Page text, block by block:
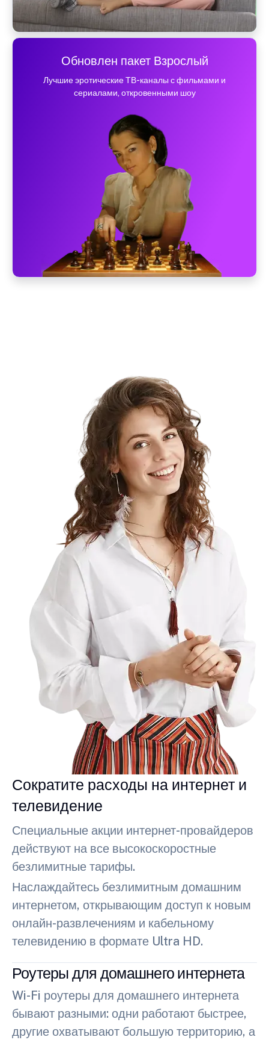
Обновлен пакет Взрослый
Лучшие эротические ТВ-каналы с фильмами и
сериалами, откровенными шоу
Сократите расходы на интернет и
телевидение
Специальные акции интернет-провайдеров
действуют на все высокоскоростные
безлимитные тарифы.
Наслаждайтесь безлимитным домашним
интернетом, открывающим доступ к новым
онлайн-развлечениям и кабельному
телевидению в формате Ultra HD.
Роутеры для домашнего интернета
Wi-Fi роутеры для домашнего интернета
бывают разными: одни работают быстрее,
другие охватывают большую территорию, а